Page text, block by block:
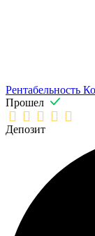
Рентабельность
Прошел
Депозит